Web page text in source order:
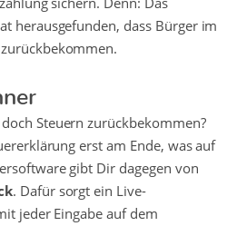
herausgefunden, dass Bürger im
Steuern zurückbekommen?
erst am Ende, was auf
gibt Dir dagegen von
. Dafür sorgt ein Live-
jeder Eingabe auf dem